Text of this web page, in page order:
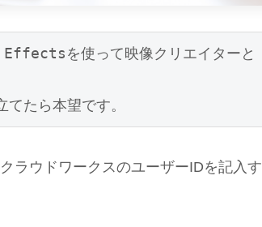
を使って映像クリエイターと
たら本望です。
ラウドワークスのユーザーIDを記入す